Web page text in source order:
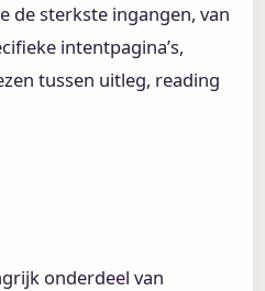
de sterkste ingangen, van
intentpagina’s,
tussen uitleg, reading
onderdeel van